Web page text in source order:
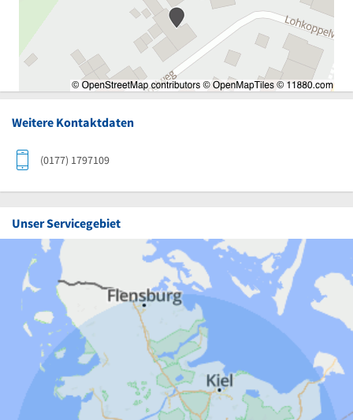
Weitere Kontaktdaten
(0177) 1797109
Unser Servicegebiet